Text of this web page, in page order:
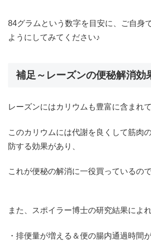
84グラムという数字を目安に、ご自身
ようにしてみてください♪
補足～レーズンの便秘解消効
レーズンにはカリウムも豊富に含まれ
このカリウムには代謝を良くして筋肉
防する効果があり、
これが便秘の解消に一役買っているので
また、スポイラー博士の研究結果によ
・排便量が増える＆便の腸内通過時間